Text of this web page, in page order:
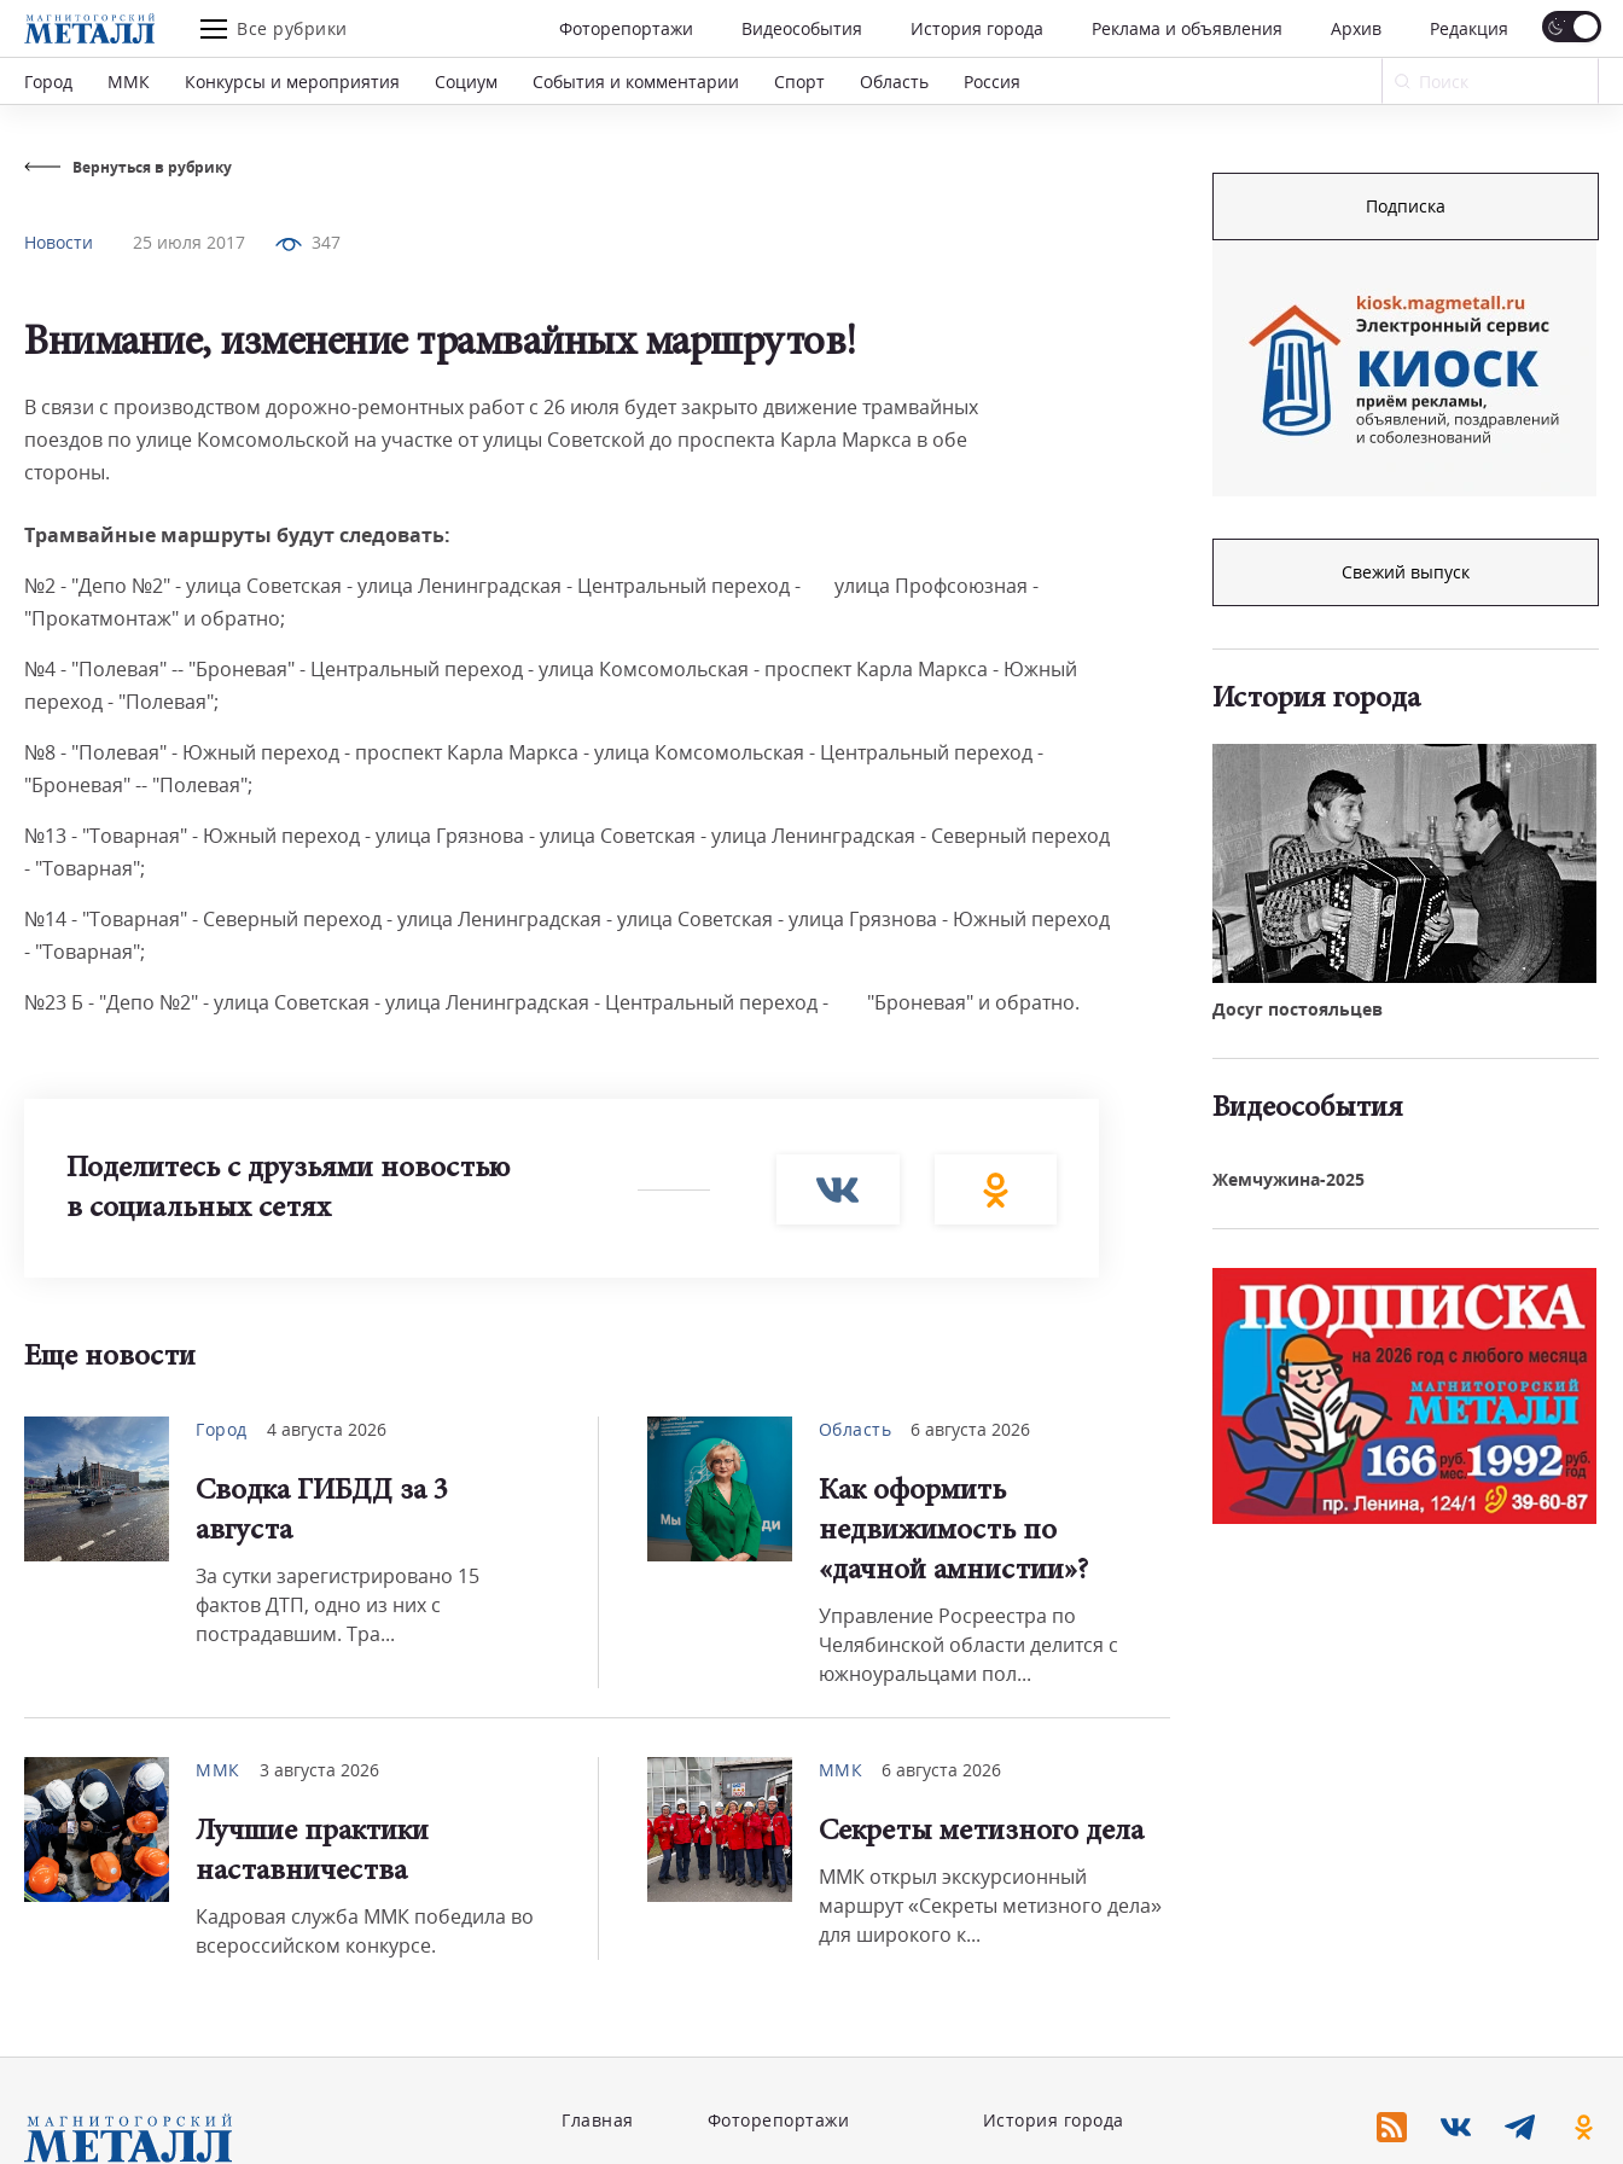
Все рубрики Фоторепортажи Видеособытия История города Реклама и объявления Архив Редакция
Город ММК Конкурсы и мероприятия Социум События и комментарии Спорт Область Россия
Вернуться в рубрику
Новости 25 июля 2017 347
Внимание, изменение трамвайных маршрутов!
В связи с производством дорожно-ремонтных работ с 26 июля будет закрыто движение трамвайных
поездов по улице Комсомольской на участке от улицы Советской до проспекта Карла Маркса в обе
стороны.
Трамвайные маршруты будут следовать:
№2 - "Депо №2" - улица Советская - улица Ленинградская - Центральный переход - улица Профсоюзная -
"Прокатмонтаж" и обратно;
№4 - "Полевая" -- "Броневая" - Центральный переход - улица Комсомольская - проспект Карла Маркса - Южный
переход - "Полевая";
№8 - "Полевая" - Южный переход - проспект Карла Маркса - улица Комсомольская - Центральный переход -
"Броневая" -- "Полевая";
№13 - "Товарная" - Южный переход - улица Грязнова - улица Советская - улица Ленинградская - Северный переход
- "Товарная";
№14 - "Товарная" - Северный переход - улица Ленинградская - улица Советская - улица Грязнова - Южный переход
- "Товарная";
№23 Б - "Депо №2" - улица Советская - улица Ленинградская - Центральный переход - "Броневая" и обратно.
Поделитесь с друзьями новостью
в социальных сетях
Еще новости
Город 4 августа 2026
Сводка ГИБДД за 3
августа
За сутки зарегистрировано 15
фактов ДТП, одно из них с
пострадавшим. Тра...
Область 6 августа 2026
Как оформить
недвижимость по
«дачной амнистии»?
Управление Росреестра по
Челябинской области делится с
южноуральцами пол...
ММК 3 августа 2026
Лучшие практики
наставничества
Кадровая служба ММК победила во
всероссийском конкурсе.
ММК 6 августа 2026
Секреты метизного дела
ММК открыл экскурсионный
маршрут «Секреты метизного дела»
для широкого к...
Подписка
Свежий выпуск
История города
Досуг постояльцев
Видеособытия
Жемчужина-2025
Главная Фоторепортажи История города